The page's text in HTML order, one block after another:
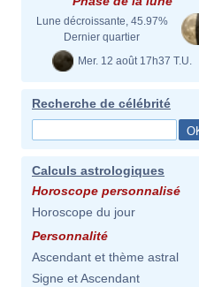
Lune décroissante, 45.97%
Dernier quartier
Mer. 12 août 17h37 T.U.
Recherche de célébrité
Calculs astrologiques
Horoscope personnalisé
Horoscope du jour
Personnalité
Ascendant et thème astral
Signe et Ascendant